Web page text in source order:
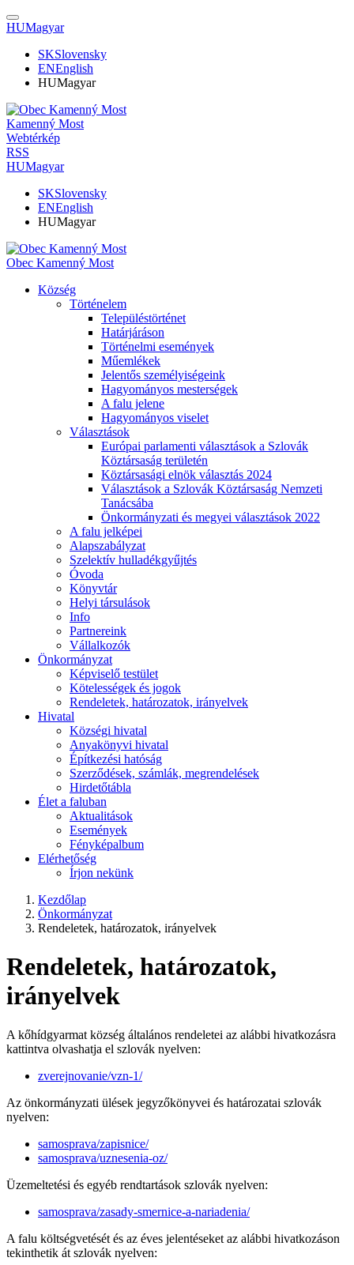
HUMagyar
SKSlovensky
ENEnglish
HUMagyar
Kamenný Most
Webtérkép
RSS
HUMagyar
SKSlovensky
ENEnglish
HUMagyar
Obec Kamenný Most
Község
Történelem
Településtörténet
Határjáráson
Történelmi események
Műemlékek
Jelentős személyiségeink
Hagyományos mesterségek
A falu jelene
Hagyományos viselet
Választások
Európai parlamenti választások a Szlovák
Köztársaság területén
Köztársasági elnök választás 2024
Választások a Szlovák Köztársaság Nemzeti
Tanácsába
Önkormányzati és megyei választások 2022
A falu jelképei
Alapszabályzat
Szelektív hulladékgyűjtés
Óvoda
Könyvtár
Helyi társulások
Info
Partnereink
Vállalkozók
Önkormányzat
Képviselő testület
Kötelességek és jogok
Rendeletek, határozatok, irányelvek
Hivatal
Községi hivatal
Anyakönyvi hivatal
Építkezési hatóság
Szerződések, számlák, megrendelések
Hirdetőtábla
Élet a faluban
Aktualitások
Események
Fényképalbum
Elérhetőség
Írjon nekünk
Kezdőlap
Önkormányzat
Rendeletek, határozatok, irányelvek
Rendeletek, határozatok,
irányelvek
A kőhídgyarmat község általános rendeletei az alábbi hivatkozásra
kattintva olvashatja el szlovák nyelven:
zverejnovanie/vzn-1/
Az önkormányzati ülések jegyzőkönyvei és határozatai szlovák
nyelven:
samosprava/zapisnice/
samosprava/uznesenia-oz/
Üzemeltetési és egyéb rendtartások szlovák nyelven:
samosprava/zasady-smernice-a-nariadenia/
A falu költségvetését és az éves jelentéseket az alábbi hivatkozáson
tekinthetik át szlovák nyelven: